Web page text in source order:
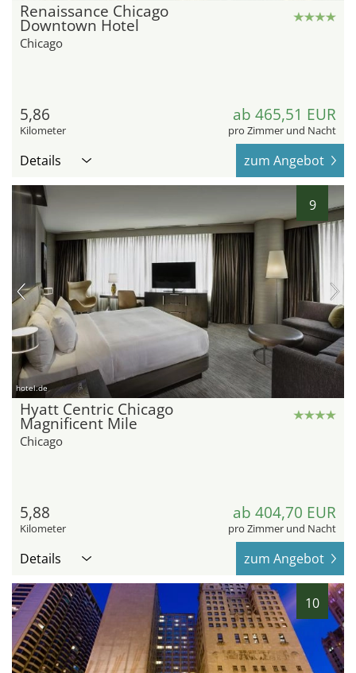
Renaissance Chicago
Downtown Hotel
Chicago
5,86
Kilometer
ab 465,51 EUR
pro Zimmer und Nacht
Details zum Angebot
9
hotel.de
Hyatt Centric Chicago
Magnificent Mile
Chicago
5,88
Kilometer
ab 404,70 EUR
pro Zimmer und Nacht
Details zum Angebot
10